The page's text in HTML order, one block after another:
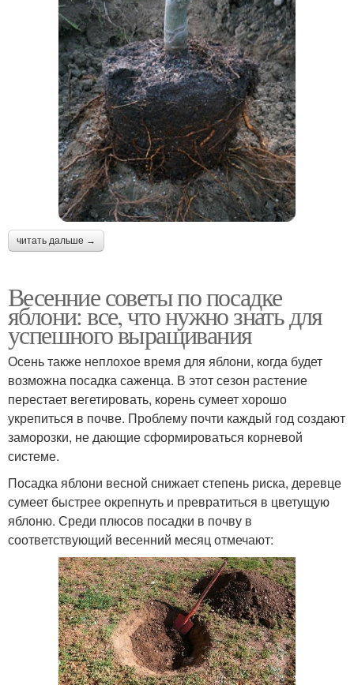
читать дальше →
Весенние советы по посадке
яблони: все, что нужно знать для
успешного выращивания
Осень также неплохое время для яблони, когда будет
возможна посадка саженца. В этот сезон растение
перестает вегетировать, корень сумеет хорошо
укрепиться в почве. Проблему почти каждый год создают
заморозки, не дающие сформироваться корневой
системе.
Посадка яблони весной снижает степень риска, деревце
сумеет быстрее окрепнуть и превратиться в цветущую
яблоню. Среди плюсов посадки в почву в
соответствующий весенний месяц отмечают: